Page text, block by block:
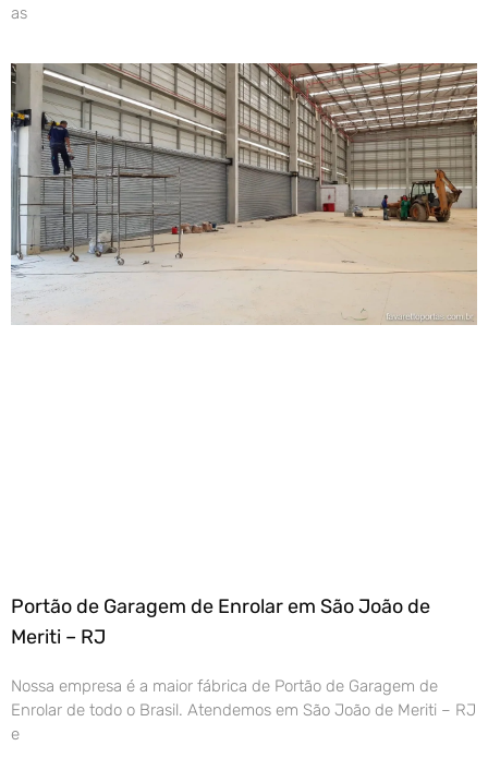
as
Portão de Garagem de Enrolar em São João de
Meriti – RJ
Nossa empresa é a maior fábrica de Portão de Garagem de
Enrolar de todo o Brasil. Atendemos em São João de Meriti – RJ
e